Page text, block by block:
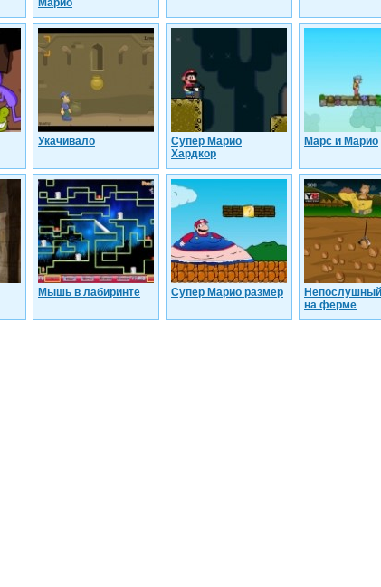
Марио
Укачивало
Супер Марио
Хардкор
Марс и Марио
Мышь в лабиринте Супер Марио размер
на ферме